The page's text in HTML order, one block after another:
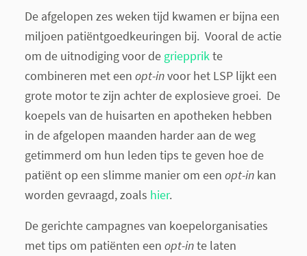
De afgelopen zes weken tijd kwamen er bijna een
miljoen patiëntgoedkeuringen bij. Vooral de actie
om de uitnodiging voor degriepprikte
combineren met een opt-invoor het LSP lijkt een
grote motor te zijn achter de explosieve groei. De
koepels van de huisarten en apotheken hebben
in de afgelopen maanden harder aan de weg
getimmerd om hun leden tips te geven hoe de
patiënt op een slimme manier om een opt-inkan
worden gevraagd, zoals hier.
De gerichte campagnes van koepelorganisaties
met tips om patiënten een opt-inte laten